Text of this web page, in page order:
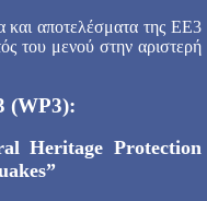
και αποτελέσματα της ΕΕ3
του μενού στην αριστερή
(WP3):
Heritage Protection